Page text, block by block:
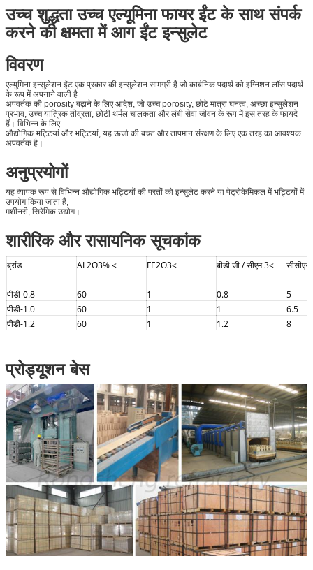
उच्च शुद्धता उच्च एल्यूमिना फायर ईंट के साथ संपर्क
करने की क्षमता में आग ईंट इन्सुलेट
विवरण
एल्युमिना इन्सुलेशन ईंट एक प्रकार की इन्सुलेशन सामग्री है जो कार्बनिक पदार्थ को इग्निशन लॉस पदार्थ
के रूप में अपनाने वाली है
अपवर्तक की porosity बढ़ाने के लिए आदेश, जो उच्च porosity, छोटे मात्रा घनत्व, अच्छा इन्सुलेशन
प्रभाव, उच्च यांत्रिक तीव्रता, छोटी थर्मल चालकता और लंबी सेवा जीवन के रूप में इस तरह के फायदे
हैं। विभिन्न के लिए
औद्योगिक भट्टियां और भट्टियां, यह ऊर्जा की बचत और तापमान संरक्षण के लिए एक तरह का आवश्यक
अपवर्तक है।
अनुप्रयोगों
यह व्यापक रूप से विभिन्न औद्योगिक भट्टियों की परतों को इन्सुलेट करने या पेट्रोकेमिकल में भट्टियों में
उपयोग किया जाता है,
मशीनरी, सिरेमिक उद्योग।
शारीरिक और रासायनिक सूचकांक
ब्रांड AL2O3% ≤ FE2O3≤ बीडी जी / सीएम 3≤ सीसीएस
पीडी-0.8 60 1 0.8
5
पीडी-1.0
60 1 1
6.5
पीडी-1.2
60 1 1.2 8
प्रोड्यूशन बेस